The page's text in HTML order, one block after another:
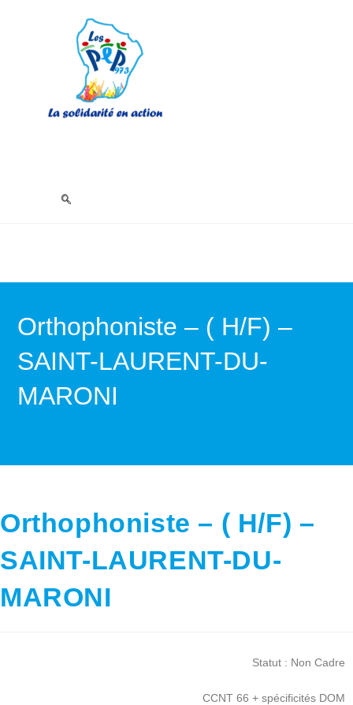
Orthophoniste – ( H/F) –
SAINT-LAURENT-DU-
MARONI
Orthophoniste – ( H/F) –
SAINT-LAURENT-DU-
MARONI
Statut : Non Cadre
CCNT 66 + spécificités DOM